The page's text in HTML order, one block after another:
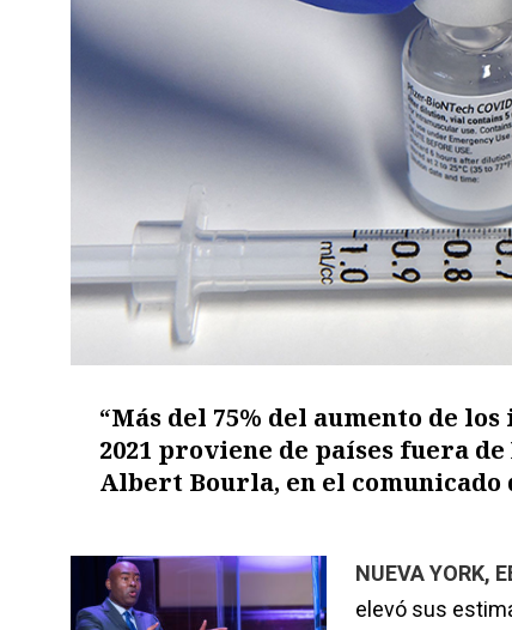
“Más del 75% del aumento de
2021 proviene de países fuera
Albert Bourla, en el
NUEVA YORK,
elevó sus